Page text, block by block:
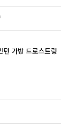
가방 드로스트링